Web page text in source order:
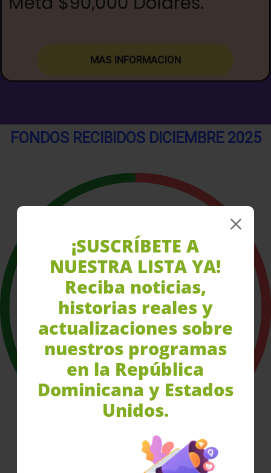
¡SUSCRÍBETE A
NUESTRA LISTA YA!
Reciba noticias,
historias reales y
actualizaciones sobre
nuestros programas
en la República
Dominicana y Estados
Unidos.
MAS INFORMACION
FONDOS RECIBIDOS DICIEMBRE 2025
$1,200
META MENSUAL$3,000